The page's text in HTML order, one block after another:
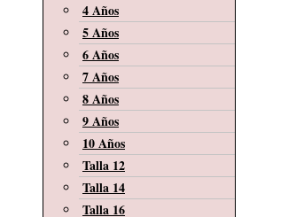
4 Años
5 Años
6 Años
7 Años
8 Años
9 Años
10 Años
Talla 12
Talla 14
Talla 16